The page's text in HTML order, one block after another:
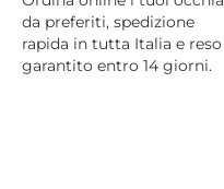
da preferiti, spedizione
rapida in tutta Italia e reso
garantito entro 14 giorni.